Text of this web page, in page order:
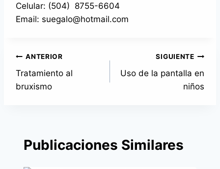
Celular: (504) 8755-6604
Email: suegalo@hotmail.com
Navegación
de
ANTERIOR
Tratamiento al
bruxismo
SIGUIENTE
Uso de la pantalla en
niños
Publicaciones Similares